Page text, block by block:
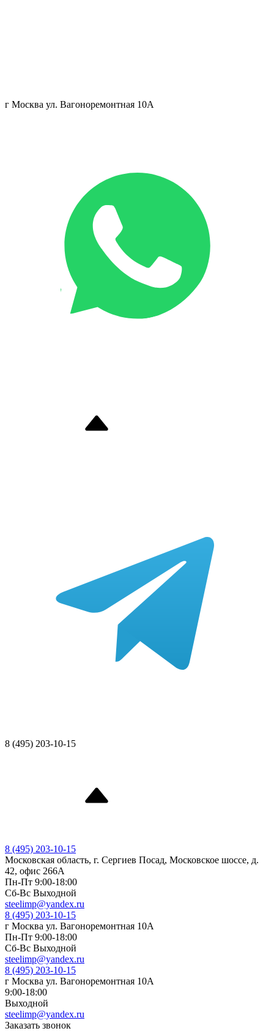
г Москва ул. Вагоноремонтная 10А
8 (495) 203-10-15
8 (495) 203-10-15
Московская область, г. Сергиев Посад, Московское шоссе, д.
42, офис 266А
Пн-Пт 9:00-18:00
Cб-Вс Выходной
steelimp@yandex.ru
8 (495) 203-10-15
г Москва ул. Вагоноремонтная 10А
Пн-Пт 9:00-18:00
Cб-Вс Выходной
steelimp@yandex.ru
8 (495) 203-10-15
г Москва ул. Вагоноремонтная 10А
9:00-18:00
Выходной
steelimp@yandex.ru
Заказать звонок